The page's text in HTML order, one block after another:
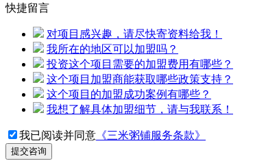
快捷留言
对项目感兴趣，请尽快寄资料给我！
我所在的地区可以加盟吗？
投资这个项目需要的加盟费用有哪些？
这个项目加盟商能获取哪些政策支持？
这个项目的加盟成功案例有哪些？
我想了解具体加盟细节，请与我联系！
我已阅读并同意 《三米粥铺服务条款》
提交咨询